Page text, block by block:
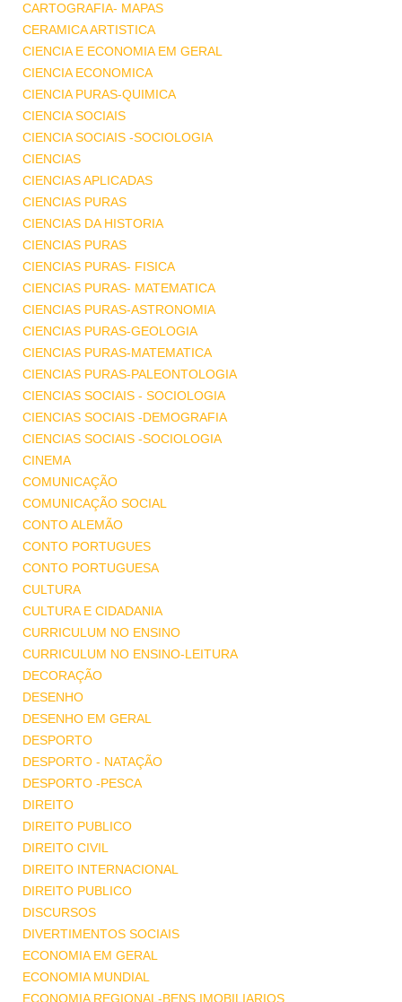
CARTOGRAFIA- MAPAS
CERAMICA ARTISTICA
CIENCIA E ECONOMIA EM GERAL
CIENCIA ECONOMICA
CIENCIA PURAS-QUIMICA
CIENCIA SOCIAIS
CIENCIA SOCIAIS -SOCIOLOGIA
CIENCIAS
CIENCIAS APLICADAS
CIENCIAS PURAS
CIENCIAS DA HISTORIA
CIENCIAS PURAS
CIENCIAS PURAS- FISICA
CIENCIAS PURAS- MATEMATICA
CIENCIAS PURAS-ASTRONOMIA
CIENCIAS PURAS-GEOLOGIA
CIENCIAS PURAS-MATEMATICA
CIENCIAS PURAS-PALEONTOLOGIA
CIENCIAS SOCIAIS - SOCIOLOGIA
CIENCIAS SOCIAIS -DEMOGRAFIA
CIENCIAS SOCIAIS -SOCIOLOGIA
CINEMA
COMUNICAÇÃO
COMUNICAÇÃO SOCIAL
CONTO ALEMÃO
CONTO PORTUGUES
CONTO PORTUGUESA
CULTURA
CULTURA E CIDADANIA
CURRICULUM NO ENSINO
CURRICULUM NO ENSINO-LEITURA
DECORAÇÃO
DESENHO
DESENHO EM GERAL
DESPORTO
DESPORTO - NATAÇÃO
DESPORTO -PESCA
DIREITO
DIREITO PUBLICO
DIREITO CIVIL
DIREITO INTERNACIONAL
DIREITO PUBLICO
DISCURSOS
DIVERTIMENTOS SOCIAIS
ECONOMIA EM GERAL
ECONOMIA MUNDIAL
ECONOMIA REGIONAL-BENS IMOBILIARIOS